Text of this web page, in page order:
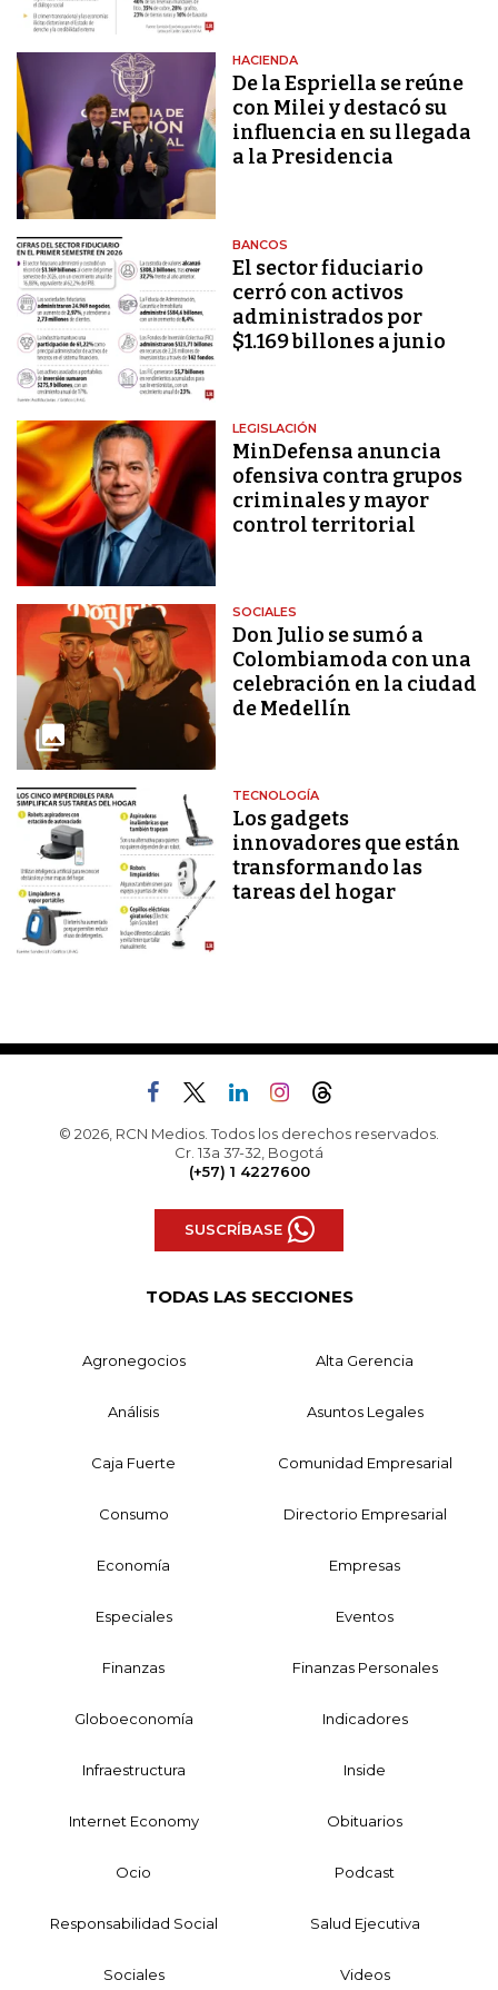
HACIENDA
De la Espriella se reúne
con Milei y destacó su
influencia en su llegada
a la Presidencia
BANCOS
El sector fiduciario
cerró con activos
administrados por
$1.169 billones a junio
LEGISLACIÓN
MinDefensa anuncia
ofensiva contra grupos
criminales y mayor
control territorial
SOCIALES
Don Julio se sumó a
Colombiamoda con una
celebración en la ciudad
de Medellín
TECNOLOGÍA
Los gadgets
innovadores que están
transformando las
tareas del hogar
© 2026, RCN Medios. Todos los derechos reservados.
Cr. 13a 37-32, Bogotá
(+57) 1 4227600
SUSCRÍBASE
TODAS LAS SECCIONES
Agronegocios Alta Gerencia
Análisis Asuntos Legales
Caja Fuerte Comunidad Empresarial
Consumo Directorio Empresarial
Economía Empresas
Especiales Eventos
Finanzas Finanzas Personales
Globoeconomía Indicadores
Infraestructura Inside
Internet Economy Obituarios
Ocio Podcast
Responsabilidad Social Salud Ejecutiva
Sociales Videos